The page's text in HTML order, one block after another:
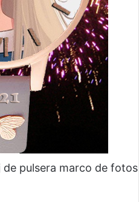
pulsera marco de fotos